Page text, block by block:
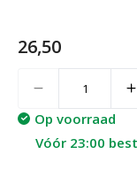
26,50
Op voorraad
Vóór 23:00